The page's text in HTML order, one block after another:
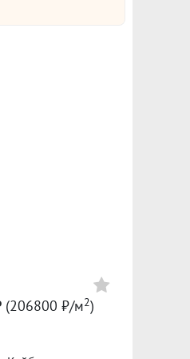
(206800 ₽/м2)